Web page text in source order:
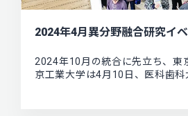
2024年4月異分野融合研究イ
2024年10月の統合に先立ち、東
京工業大学は4月10日、医科歯科